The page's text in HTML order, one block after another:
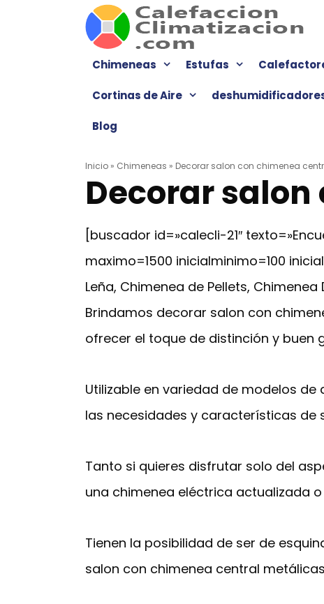
Chimeneas Estufas
Cortinas de Aire
Blog
Inicio » Chimeneas » Decorar salon con chimenea
Decorar
[buscador id=»calecli-21″
maximo=1500 inicialminimo=100
Leña, Chimenea de Pellets,
Brindamos decorar salon con
ofrecer el toque de distinción y buen
Utilizable en variedad de modelos
las necesidades y características de
Tanto si quieres disfrutar solo del
una chimenea eléctrica actualizada
Tienen la posibilidad de ser de
salon con chimenea central